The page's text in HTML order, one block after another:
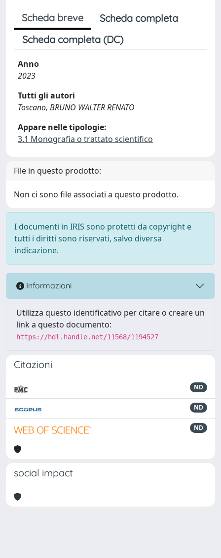
Scheda breve
Scheda completa
Scheda completa (DC)
Anno
2023
Tutti gli autori
Toscano, BRUNO WALTER RENATO
Appare nelle tipologie:
3.1 Monografia o trattato scientifico
File in questo prodotto:
Non ci sono file associati a questo prodotto.
I documenti in IRIS sono protetti da copyright e
tutti i diritti sono riservati, salvo diversa
indicazione.
Informazioni
Utilizza questo identificativo per citare o creare un
link a questo documento:
https://hdl.handle.net/11568/1194527
Citazioni
ND
ND
ND
social impact